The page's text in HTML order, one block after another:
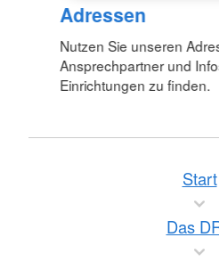
Adressen
Nutzen Sie unseren
Ansprechpartner und
Einrichtungen zu finden.
Start
Das